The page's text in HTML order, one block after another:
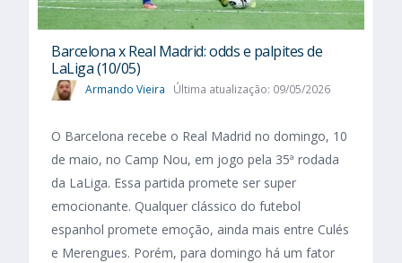
Barcelona x Real Madrid: odds e palpites de
LaLiga (10/05)
Armando Vieira Última atualização: 09/05/2026
O Barcelona recebe o Real Madrid no domingo, 10
de maio, no Camp Nou, em jogo pela 35ª rodada
da LaLiga. Essa partida promete ser super
emocionante. Qualquer clássico do futebol
espanhol promete emoção, ainda mais entre Culés
e Merengues. Porém, para domingo há um fator